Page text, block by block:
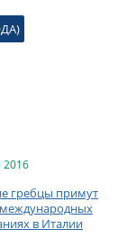
гребцы примут
международных
в Италии